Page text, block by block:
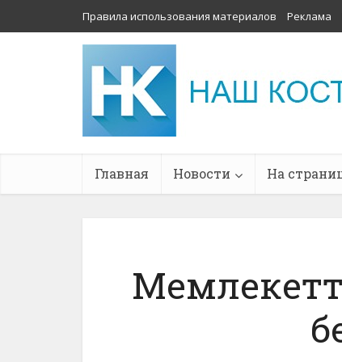
Правила использования материалов Реклама
Главная Новости На